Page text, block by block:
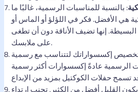
: بالنسبة للمناسبات الرسمية، غالبًا ما
هي الأفضل. فكر في اللؤلؤ أو الماس أو
إنها تضيف الأناقة دون أن تطغى
على ملابسك.
إكسسواراتك لتتناسب مع رسمية
الرسمية عادةً إكسسوارات أكثر رسمية